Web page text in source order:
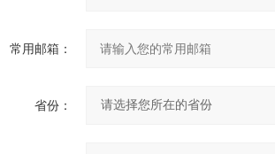
常用邮箱：
省份：